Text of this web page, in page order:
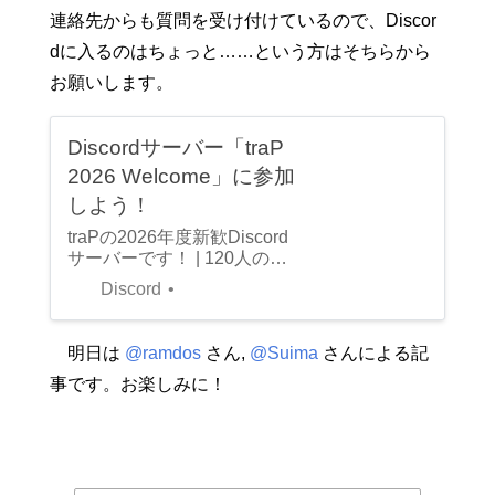
連絡先からも質問を受け付けているので、Discor
dに入るのはちょっと……という方はそちらから
お願いします。
Discordサーバー「traP
2026 Welcome」に参加
しよう！
traPの2026年度新歓Discord
サーバーです！ | 120人のメ
ンバー
Discord
明日は @ramdosさん, @Suima さんによる記
事です。お楽しみに！